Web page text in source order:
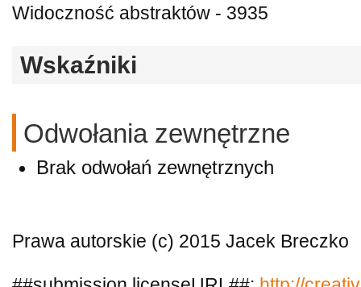
Widoczność abstraktów - 3935
Wskaźniki
Odwołania zewnętrzne
Brak odwołań zewnętrznych
Prawa autorskie (c) 2015 Jacek Breczko